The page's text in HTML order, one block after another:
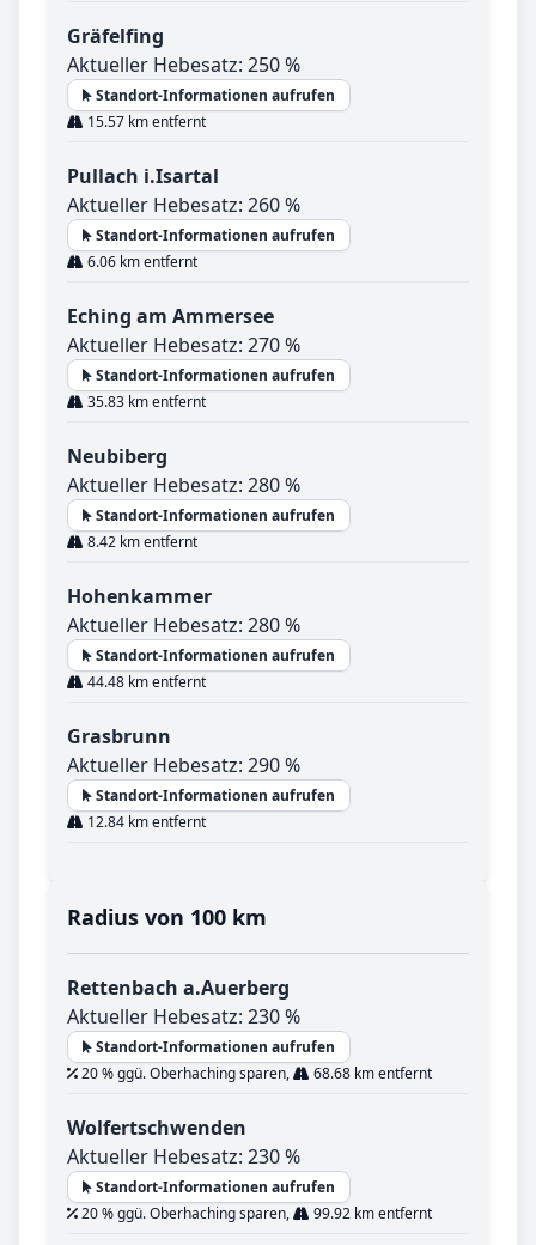
Gräfelfing
Aktueller Hebesatz: 250 %
Standort-Informationen aufrufen
15.57 km entfernt
Pullach i.Isartal
Aktueller Hebesatz: 260 %
Standort-Informationen aufrufen
6.06 km entfernt
Eching am Ammersee
Aktueller Hebesatz: 270 %
Standort-Informationen aufrufen
35.83 km entfernt
Neubiberg
Aktueller Hebesatz: 280 %
Standort-Informationen aufrufen
8.42 km entfernt
Hohenkammer
Aktueller Hebesatz: 280 %
Standort-Informationen aufrufen
44.48 km entfernt
Grasbrunn
Aktueller Hebesatz: 290 %
Standort-Informationen aufrufen
12.84 km entfernt
Radius von 100 km
Rettenbach a.Auerberg
Aktueller Hebesatz: 230 %
Standort-Informationen aufrufen
20 % ggü. Oberhaching sparen,
68.68 km entfernt
Wolfertschwenden
Aktueller Hebesatz: 230 %
Standort-Informationen aufrufen
20 % ggü. Oberhaching sparen,
99.92 km entfernt